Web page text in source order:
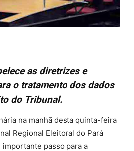
as diretrizes e
o tratamento dos dados
do Tribunal.
na manhã desta quinta-feira
Regional Eleitoral do Pará
importante passo para a